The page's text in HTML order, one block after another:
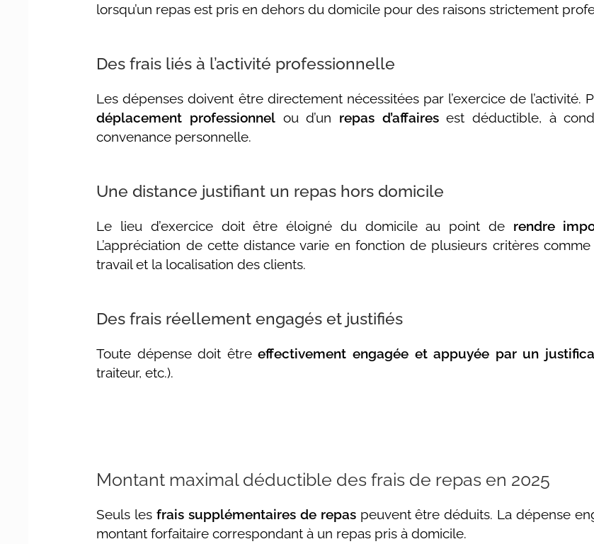
lorsqu’un repas est pris en dehors du domicile pour des raisons strictement
Des frais liés à l’activité professionnelle
Les dépenses doivent être directement nécessitées par l’exercice de l’activité.
déplacement professionnelou d’un repas d’affairesest déductible, à
convenance personnelle.
Une distance justifiant un repas hors domicile
Le lieu d’exercice doit être éloigné du domicile au point de rendre
L’appréciation de cette distance varie en fonction de plusieurs critères
travail et la localisation des clients.
Des frais réellement engagés et justifiés
Toute dépense doit êtreeffectivement engagée et appuyée par un
traiteur, etc.).
Montant maximal déductible des frais de repas en 2025
Seuls lesfrais supplémentaires de repaspeuvent être déduits. La dépense
montant forfaitaire correspondant à un repas pris à domicile.